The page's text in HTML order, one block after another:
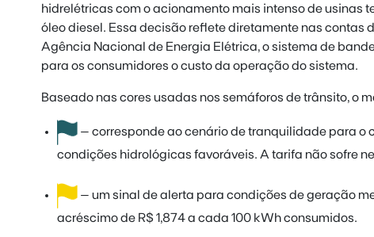
hidrelétricas com o acionamento mais intenso de usinas
óleo diesel. Essa decisão reflete diretamente nas contas
Agência Nacional de Energia Elétrica, o sistema de
para os consumidores o custo da operação do sistema.
Baseado nas cores usadas nos semáforos de trânsito, o
– corresponde ao cenário de tranquilidade para o
condições hidrológicas favoráveis. A tarifa não sofre
– um sinal de alerta para condições de geração
acréscimo de R$ 1,874 a cada 100 kWh consumidos.